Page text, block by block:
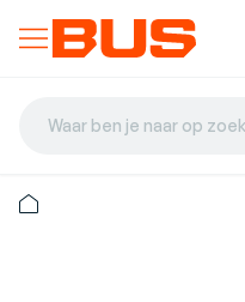
Waar ben je naar op